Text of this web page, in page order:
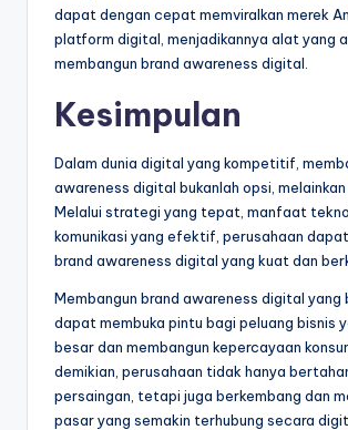
dapat dengan cepat memviralkan merek
platform digital, menjadikannya alat yang
membangun brand awareness digital.
Kesimpulan
Dalam dunia digital yang kompetitif,
awareness digital bukanlah opsi, melainkan
Melalui strategi yang tepat, manfaat
komunikasi yang efektif, perusahaan
brand awareness digital yang kuat dan
Membangun brand awareness digital yang
dapat membuka pintu bagi peluang bisnis
besar dan membangun kepercayaan
demikian, perusahaan tidak hanya
persaingan, tetapi juga berkembang dan
pasar yang semakin terhubung secara